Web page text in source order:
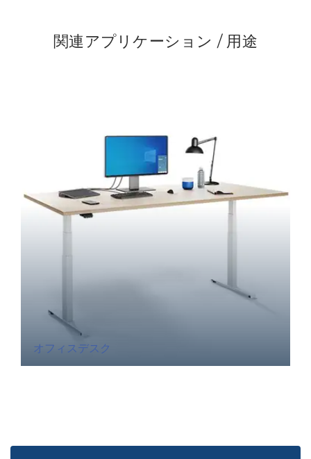
関連アプリケーション / 用途
オフィスデスク